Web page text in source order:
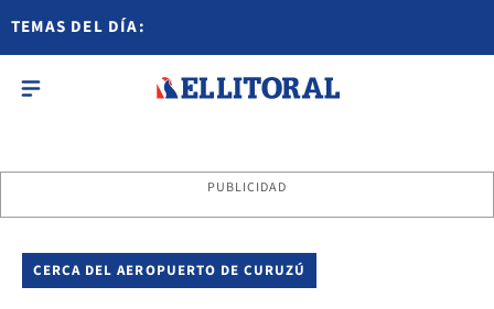
TEMAS DEL DÍA:
PUBLICIDAD
CERCA DEL AEROPUERTO DE CURUZÚ